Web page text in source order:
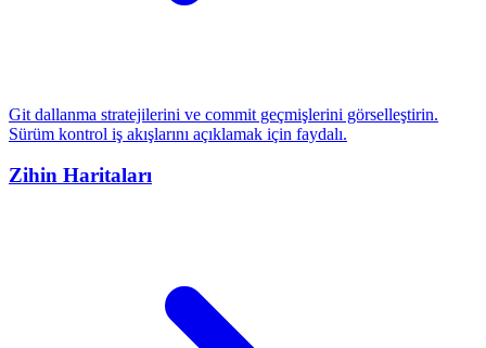
Git dallanma stratejilerini ve commit geçmişlerini görselleştirin.
Sürüm kontrol iş akışlarını açıklamak için faydalı.
Zihin Haritaları